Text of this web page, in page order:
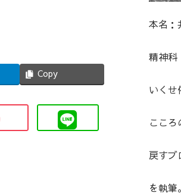
Copy
本名：
精神科
いくせ
こころ
戻すブ
を執筆。